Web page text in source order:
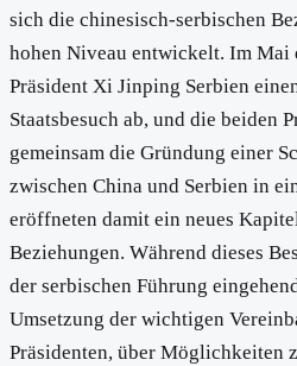
sich die chinesisch-serbischen
hohen Niveau entwickelt. Im Mai
Präsident Xi Jinping Serbien
Staatsbesuch ab, und die beiden
gemeinsam die Gründung einer
zwischen China und Serbien in
eröffneten damit ein neues
Beziehungen. Während dieses
der serbischen Führung
Umsetzung der wichtigen
Präsidenten, über Möglichkeiten